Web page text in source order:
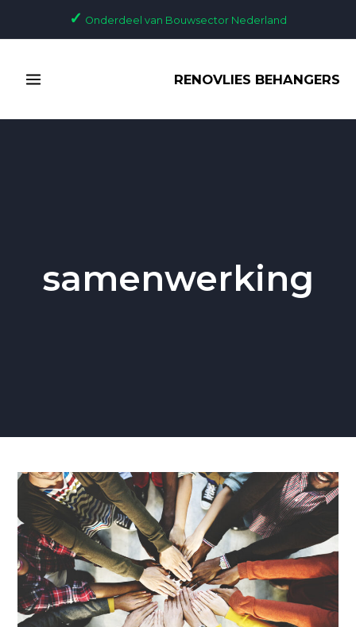
✓ Onderdeel van Bouwsector Nederland
MENU
RENOVLIES BEHANGERS
samenwerking
Partners
van
Renovlies
Behangers